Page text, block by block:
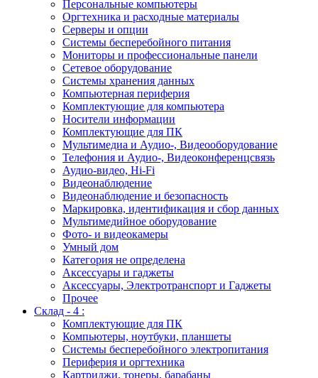
Персональные компьютеры
Оргтехника и расходные материалы
Серверы и опции
Системы бесперебойного питания
Мониторы и профессиональные панели
Сетевое оборудование
Системы хранения данных
Компьютерная периферия
Комплектующие для компьютера
Носители информации
Комплектующие для ПК
Мультимедиа и Аудио-, Видеооборудование
Телефония и Аудио-, Видеоконференцсвязь
Аудио-видео, Hi-Fi
Видеонаблюдение
Видеонаблюдение и безопасность
Маркировка, идентификация и сбор данных
Мультимедийное оборудование
Фото- и видеокамеры
Умный дом
Категория не определена
Аксессуары и гаджеты
Аксессуары, Электротранспорт и Гаджеты
Прочее
Склад - 4 :
Комплектующие для ПК
Компьютеры, ноутбуки, планшеты
Системы бесперебойного электропитания
Периферия и оргтехника
Картриджи, тонеры, барабаны